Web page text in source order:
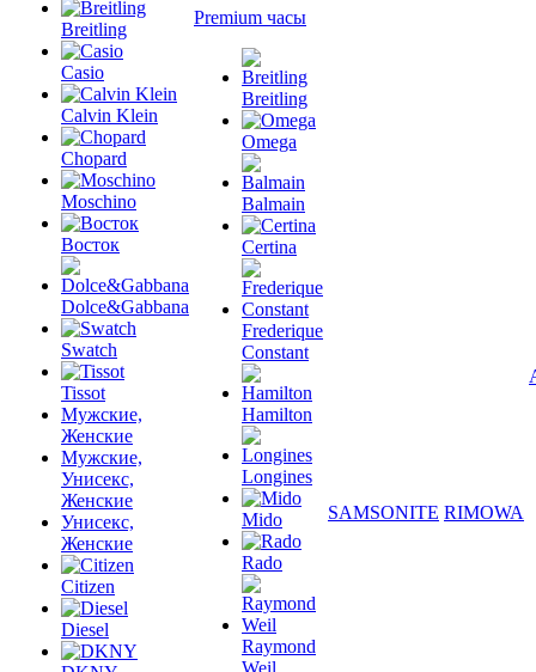
Breitling
Casio
Calvin Klein
Chopard
Moschino
Восток
Dolce&Gabbana
Swatch
Tissot
Мужские,
Женские
Мужские,
Унисекс,
Женские
Унисекс,
Женские
Citizen
Diesel
Premium часы
Breitling
Omega
Balmain
Certina
Frederique
Constant
Hamilton
Longines
Mido
Rado
Raymond
Weil
SAMSONITE RIMOWA